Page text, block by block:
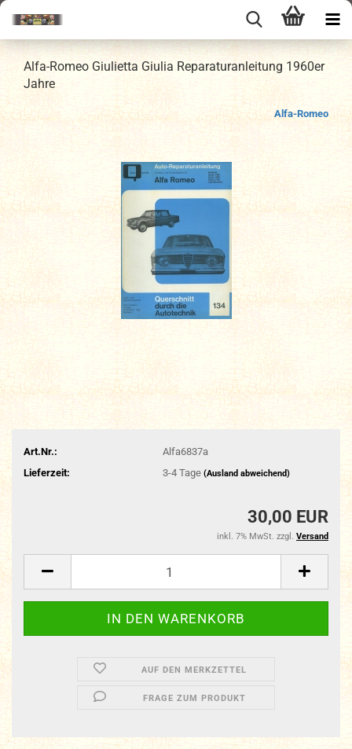
Alfa-Romeo Giulietta Giulia Reparaturanleitung 1960er
Jahre
Alfa-Romeo
Art.Nr.:
Alfa6837a
Lieferzeit:
3-4 Tage (Ausland abweichend)
30,00 EUR
inkl. 7% MwSt. zzgl. Versand
AUF DEN MERKZETTEL
FRAGE ZUM PRODUKT